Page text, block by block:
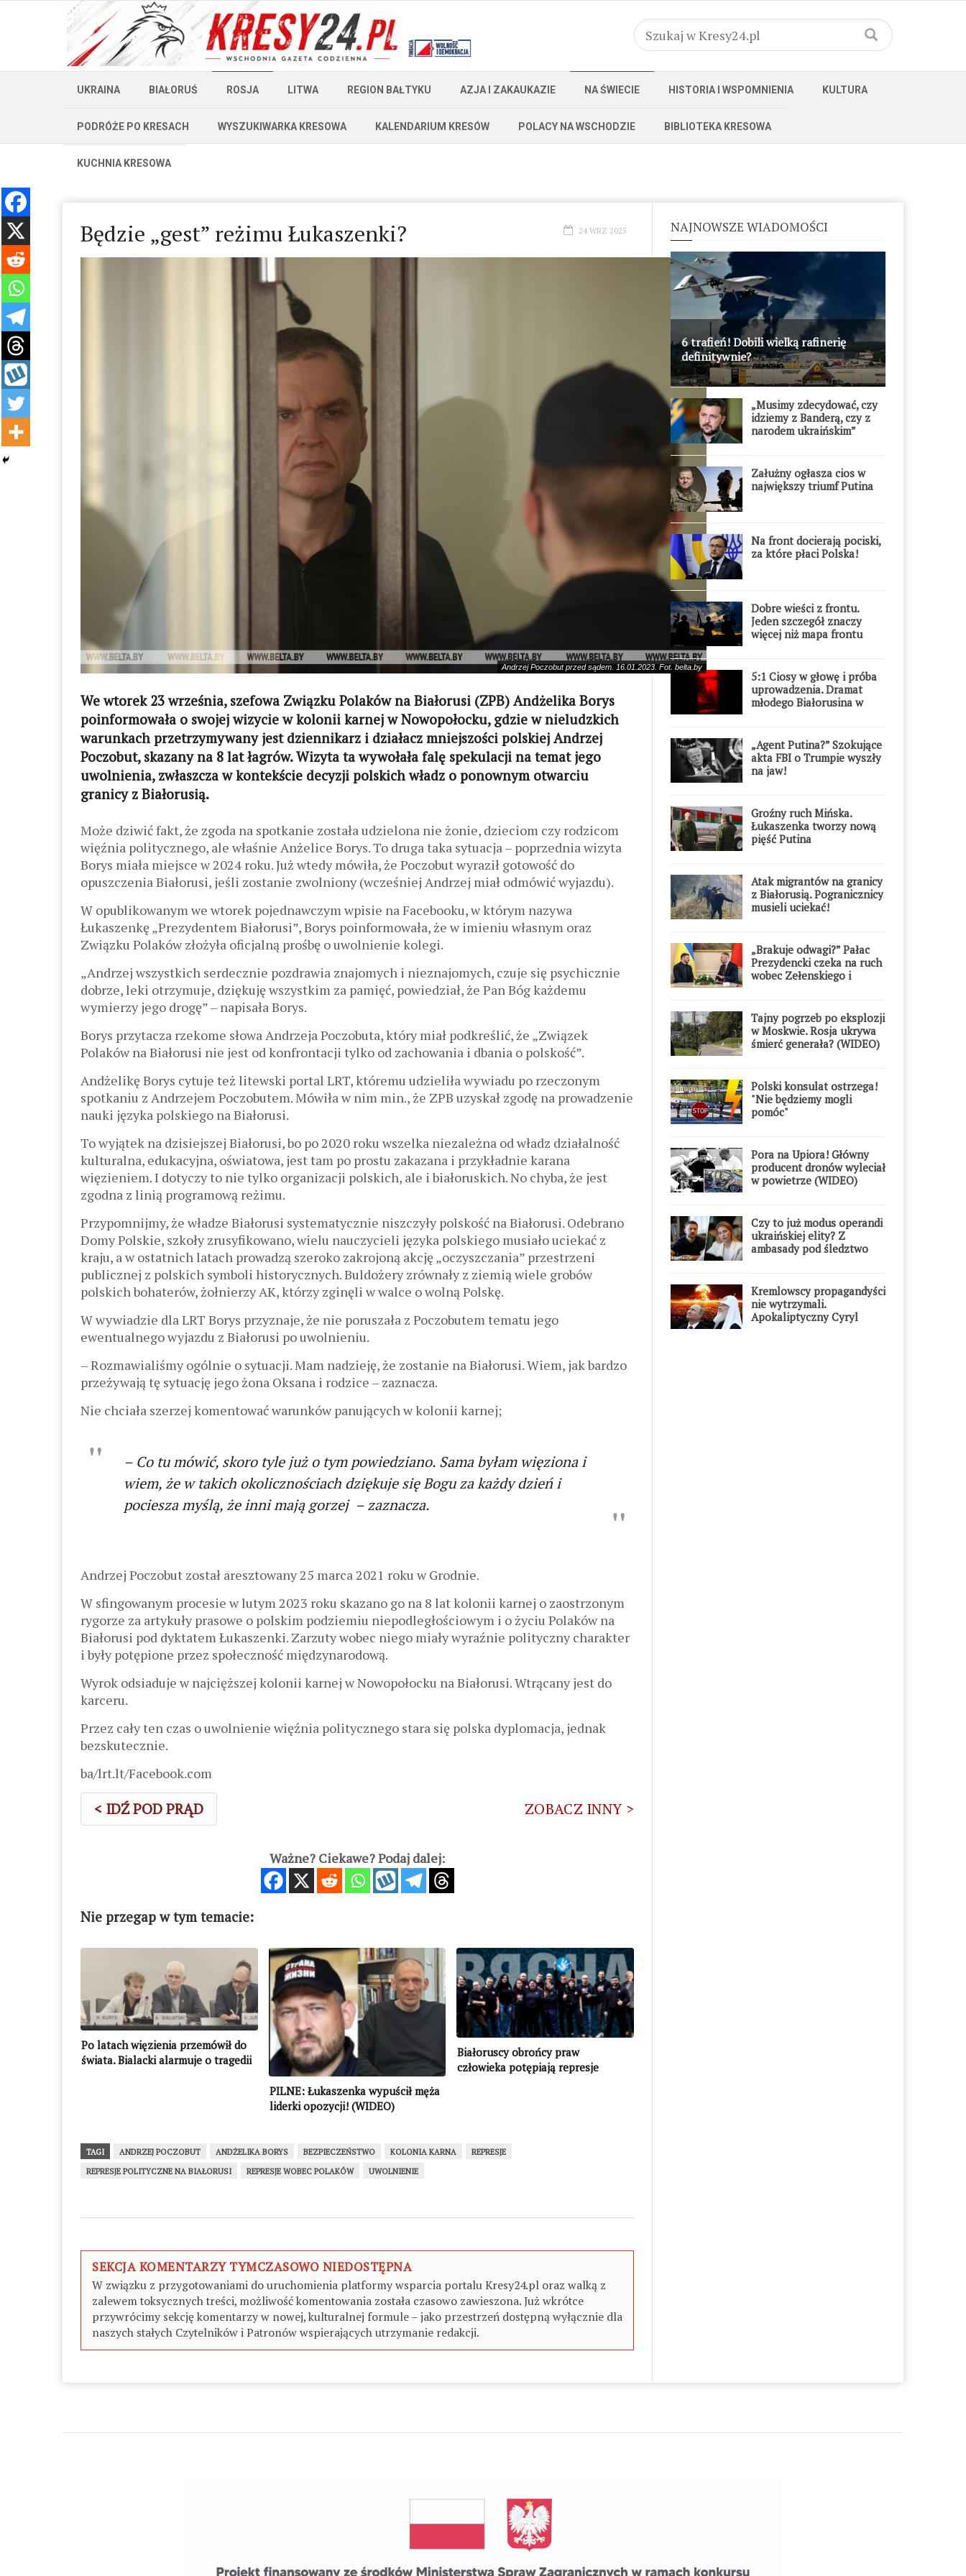
UKRAINA BIAŁORUŚ ROSJA LITWA REGION BAŁTYKU AZJA I ZAKAUKAZIE NA ŚWIECIE HISTORIA I WSPOMNIENIA KULTURA
PODRÓŻE PO KRESACH WYSZUKIWARKA KRESOWA KALENDARIUM KRESÓW POLACY NA WSCHODZIE BIBLIOTEKA KRESOWA
KUCHNIA KRESOWA
Będzie „gest” reżimu Łukaszenki? 24 WRZ 2025
Andrzej Poczobut przed sądem. 16.01.2023. Fot. belta.by
We wtorek 23 września, szefowa Związku Polaków na Białorusi (ZPB) Andżelika Borys
poinformowała o swojej wizycie w kolonii karnej w Nowopołocku, gdzie w nieludzkich
warunkach przetrzymywany jest dziennikarz i działacz mniejszości polskiej Andrzej
Poczobut, skazany na 8 lat łagrów. Wizyta ta wywołała falę spekulacji na temat jego
uwolnienia, zwłaszcza w kontekście decyzji polskich władz o ponownym otwarciu
granicy z Białorusią.
Może dziwić fakt, że zgoda na spotkanie została udzielona nie żonie, dzieciom czy rodzicom
więźnia politycznego, ale właśnie Anżelice Borys. To druga taka sytuacja – poprzednia wizyta
Borys miała miejsce w 2024 roku. Już wtedy mówiła, że Poczobut wyraził gotowość do
opuszczenia Białorusi, jeśli zostanie zwolniony (wcześniej Andrzej miał odmówić wyjazdu).
W opublikowanym we wtorek pojednawczym wpisie na Facebooku, w którym nazywa
Łukaszenkę „Prezydentem Białorusi”, Borys poinformowała, że w imieniu własnym oraz
Związku Polaków złożyła oficjalną prośbę o uwolnienie kolegi.
„Andrzej wszystkich serdecznie pozdrawia znajomych i nieznajomych, czuje się psychicznie
dobrze, leki otrzymuje, dziękuję wszystkim za pamięć, powiedział, że Pan Bóg każdemu
wymierzy jego drogę” – napisała Borys.
Borys przytacza rzekome słowa Andrzeja Poczobuta, który miał podkreślić, że „Związek
Polaków na Białorusi nie jest od konfrontacji tylko od zachowania i dbania o polskość”.
Andżelikę Borys cytuje też litewski portal LRT, któremu udzieliła wywiadu po rzeczonym
spotkaniu z Andrzejem Poczobutem. Mówiła w nim min., że ZPB uzyskał zgodę na prowadzenie
nauki języka polskiego na Białorusi.
To wyjątek na dzisiejszej Białorusi, bo po 2020 roku wszelka niezależna od władz działalność
kulturalna, edukacyjna, oświatowa, jest tam po prostu zakazana i przykładnie karana
więzieniem. I dotyczy to nie tylko organizacji polskich, ale i białoruskich. No chyba, że jest
zgodna z linią programową reżimu.
Przypomnijmy, że władze Białorusi systematycznie niszczyły polskość na Białorusi. Odebrano
Domy Polskie, szkoły zrusyfikowano, wielu nauczycieli języka polskiego musiało uciekać z
kraju, a w ostatnich latach prowadzą szeroko zakrojoną akcję „oczyszczania” przestrzeni
publicznej z polskich symboli historycznych. Buldożery zrównały z ziemią wiele grobów
polskich bohaterów, żołnierzy AK, którzy zginęli w walce o wolną Polskę.
W wywiadzie dla LRT Borys przyznaje, że nie poruszała z Poczobutem tematu jego
ewentualnego wyjazdu z Białorusi po uwolnieniu.
– Rozmawialiśmy ogólnie o sytuacji. Mam nadzieję, że zostanie na Białorusi. Wiem, jak bardzo
przeżywają tę sytuację jego żona Oksana i rodzice – zaznacza.
Nie chciała szerzej komentować warunków panujących w kolonii karnej;
– Co tu mówić, skoro tyle już o tym powiedziano. Sama byłam więziona i
wiem, że w takich okolicznościach dziękuje się Bogu za każdy dzień i
pociesza myślą, że inni mają gorzej – zaznacza.
Andrzej Poczobut został aresztowany 25 marca 2021 roku w Grodnie.
W sfingowanym procesie w lutym 2023 roku skazano go na 8 lat kolonii karnej o zaostrzonym
rygorze za artykuły prasowe o polskim podziemiu niepodległościowym i o życiu Polaków na
Białorusi pod dyktatem Łukaszenki. Zarzuty wobec niego miały wyraźnie polityczny charakter
i były potępione przez społeczność międzynarodową.
Wyrok odsiaduje w najcięższej kolonii karnej w Nowopołocku na Białorusi. Wtrącany jest do
karceru.
Przez cały ten czas o uwolnienie więźnia politycznego stara się polska dyplomacja, jednak
bezskutecznie.
ba/lrt.lt/Facebook.com
< IDŹ POD PRĄD ZOBACZ INNY >
Ważne? Ciekawe? Podaj dalej:
Nie przegap w tym temacie:
Po latach więzienia przemówił do
świata. Bialacki alarmuje o tragedii
PILNE: Łukaszenka wypuścił męża
liderki opozycji! (WIDEO)
Białoruscy obrońcy praw
człowieka potępiają represje
TAGI ANDRZEJ POCZOBUT ANDŻELIKA BORYS BEZPIECZEŃSTWO KOLONIA KARNA
REPRESJE
REPRESJE POLITYCZNE NA BIAŁORUSI
REPRESJE WOBEC POLAKÓW UWOLNIENIE
SEKCJA KOMENTARZY TYMCZASOWO NIEDOSTĘPNA
W związku z przygotowaniami do uruchomienia platformy wsparcia portalu Kresy24.pl oraz walką z
zalewem toksycznych treści, możliwość komentowania została czasowo zawieszona. Już wkrótce
przywrócimy sekcję komentarzy w nowej, kulturalnej formule – jako przestrzeń dostępną wyłącznie dla
naszych stałych Czytelników i Patronów wspierających utrzymanie redakcji.
NAJNOWSZE WIADOMOŚCI
6 trafień! Dobili wielką rafinerię
definitywnie?
„Musimy zdecydować, czy
idziemy z Banderą, czy z
narodem ukraińskim”
Załużny ogłasza cios w
największy triumf Putina
Na front docierają pociski,
za które płaci Polska!
Dobre wieści z frontu.
Jeden szczegół znaczy
więcej niż mapa frontu
5:1 Ciosy w głowę i próba
uprowadzenia. Dramat
młodego Białorusina w
„Agent Putina?” Szokujące
akta FBI o Trumpie wyszły
na jaw!
Groźny ruch Mińska.
Łukaszenka tworzy nową
pięść Putina
Atak migrantów na granicy
z Białorusią. Pogranicznicy
musieli uciekać!
„Brakuje odwagi?” Pałac
Prezydencki czeka na ruch
wobec Zełenskiego i
Tajny pogrzeb po eksplozji
w Moskwie. Rosja ukrywa
śmierć generała? (WIDEO)
Polski konsulat ostrzega!
"Nie będziemy mogli
pomóc"
Pora na Upiora! Główny
producent dronów wyleciał
w powietrze (WIDEO)
Czy to już modus operandi
ukraińskiej elity? Z
ambasady pod śledztwo
Kremlowscy propagandyści
nie wytrzymali.
Apokaliptyczny Cyryl